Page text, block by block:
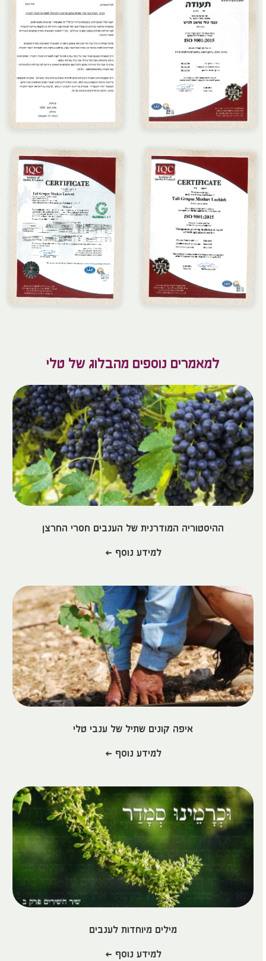
למאמרים נוספים מהבלוג של טלי
ההיסטוריה המודרנית של הענבים חסרי החרצן
למידע נוסף >
איפה קונים שתיל של ענבי טלי
למידע נוסף >
מילים מיוחדות לענבים
למידע נוסף >